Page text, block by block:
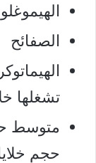
الصفائح
تشغلها
حجم